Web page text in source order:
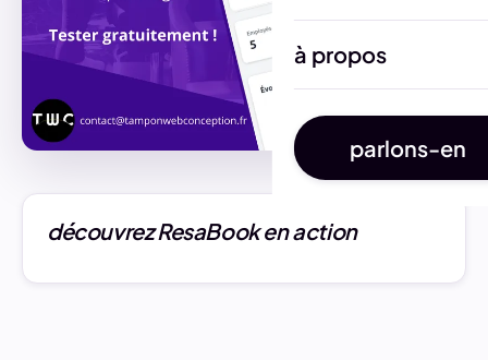
à propos
parlons-en
découvrez ResaBook en action